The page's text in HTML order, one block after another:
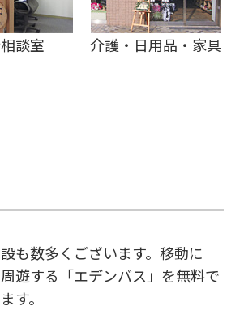
談室 介護・日用品・家具
も数多くございます。移動に
遊する「エデンバス」を無料で
す。